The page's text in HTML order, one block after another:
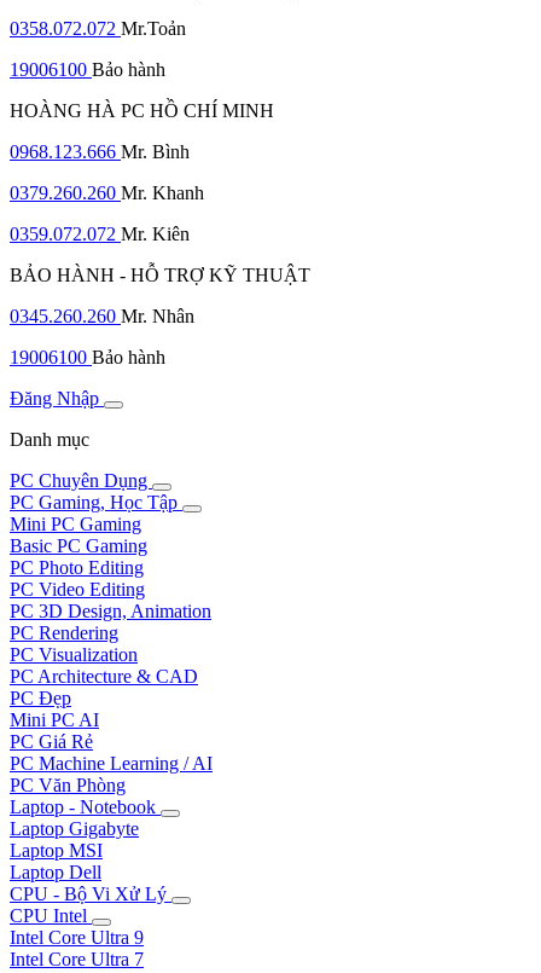
0358.072.072 Mr.Toản
19006100 Bảo hành
HOÀNG HÀ PC HỒ CHÍ MINH
0968.123.666 Mr. Bình
0379.260.260 Mr. Khanh
0359.072.072 Mr. Kiên
BẢO HÀNH - HỖ TRỢ KỸ THUẬT
0345.260.260 Mr. Nhân
19006100 Bảo hành
Đăng Nhập
Danh mục
PC Chuyên Dụng
PC Gaming, Học Tập
Mini PC Gaming
Basic PC Gaming
PC Photo Editing
PC Video Editing
PC 3D Design, Animation
PC Rendering
PC Visualization
PC Architecture & CAD
PC Đẹp
Mini PC AI
PC Giá Rẻ
PC Machine Learning / AI
PC Văn Phòng
Laptop - Notebook
Laptop Gigabyte
Laptop MSI
Laptop Dell
CPU - Bộ Vi Xử Lý
CPU Intel
Intel Core Ultra 9
Intel Core Ultra 7